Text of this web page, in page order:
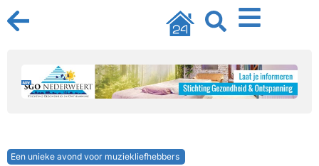
Een unieke avond voor muziekliefhebbers